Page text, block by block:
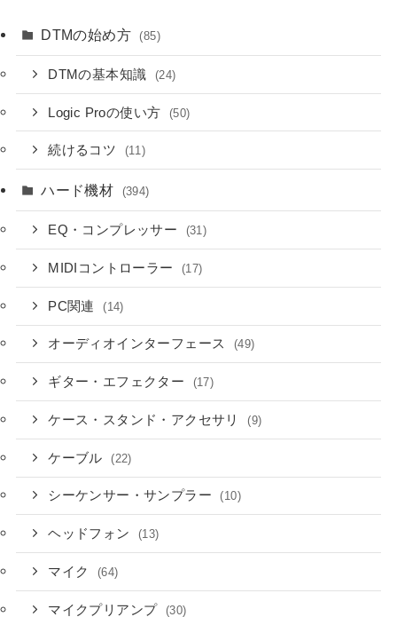
DTMの始め方 (85)
DTMの基本知識 (24)
Logic Proの使い方 (50)
続けるコツ (11)
ハード機材 (394)
EQ・コンプレッサー (31)
MIDIコントローラー (17)
PC関連 (14)
オーディオインターフェース (49)
ギター・エフェクター (17)
ケース・スタンド・アクセサリ (9)
ケーブル (22)
シーケンサー・サンプラー (10)
ヘッドフォン (13)
マイク (64)
マイクプリアンプ (30)